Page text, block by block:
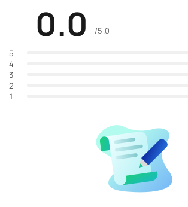
0.0 /5.0
5
4
3
2
1